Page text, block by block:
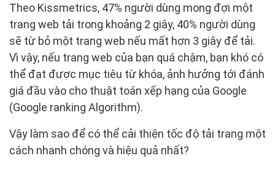
Theo Kissmetrics, 47% người dùng mong đợi một
trang web tải trong khoảng 2 giây, 40% người dùng
sẽ từ bỏ một trang web nếu mất hơn 3 giây để tải.
Vì vậy, nếu trang web của bạn quá chậm, bạn khó có
thể đạt được mục tiêu từ khóa, ảnh hưởng tới đánh
giá đầu vào cho thuật toán xếp hạng của Google
(Google ranking Algorithm).
Vậy làm sao để có thể cải thiện tốc độ tải trang một
cách nhanh chóng và hiệu quả nhất?